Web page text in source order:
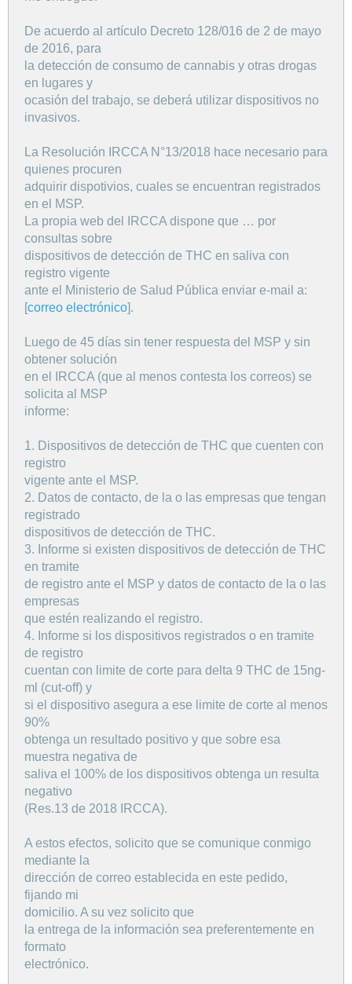
De acuerdo al artículo Decreto 128/016 de 2 de mayo
de 2016, para
la detección de consumo de cannabis y otras drogas
en lugares y
ocasión del trabajo, se deberá utilizar dispositivos no
invasivos.
La Resolución IRCCA N°13/2018 hace necesario para
quienes procuren
adquirir dispotivios, cuales se encuentran registrados
en el MSP.
La propia web del IRCCA dispone que … por
consultas sobre
dispositivos de detección de THC en saliva con
registro vigente
ante el Ministerio de Salud Pública enviar e-mail a:
[correo electrónico].
Luego de 45 días sin tener respuesta del MSP y sin
obtener solución
en el IRCCA (que al menos contesta los correos) se
solicita al MSP
informe:
1. Dispositivos de detección de THC que cuenten con
registro
vigente ante el MSP.
2. Datos de contacto, de la o las empresas que tengan
registrado
dispositivos de detección de THC.
3. Informe si existen dispositivos de detección de THC
en tramite
de registro ante el MSP y datos de contacto de la o las
empresas
que estén realizando el registro.
4. Informe si los dispositivos registrados o en tramite
de registro
cuentan con limite de corte para delta 9 THC de 15ng-
ml (cut-off) y
si el dispositivo asegura a ese limite de corte al menos
90%
obtenga un resultado positivo y que sobre esa
muestra negativa de
saliva el 100% de los dispositivos obtenga un resulta
negativo
(Res.13 de 2018 IRCCA).
A estos efectos, solicito que se comunique conmigo
mediante la
dirección de correo establecida en este pedido,
fijando mi
domicilio. A su vez solicito que
la entrega de la información sea preferentemente en
formato
electrónico.